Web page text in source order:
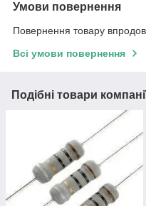
Умови повернення
Повернення товару
Всі умови повернення
Подібні товари